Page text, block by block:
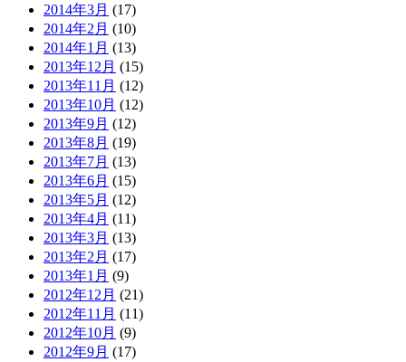
2014年3月 (17)
2014年2月 (10)
2014年1月 (13)
2013年12月 (15)
2013年11月 (12)
2013年10月 (12)
2013年9月 (12)
2013年8月 (19)
2013年7月 (13)
2013年6月 (15)
2013年5月 (12)
2013年4月 (11)
2013年3月 (13)
2013年2月 (17)
2013年1月 (9)
2012年12月 (21)
2012年11月 (11)
2012年10月 (9)
2012年9月 (17)